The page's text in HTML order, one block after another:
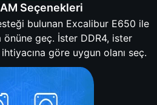
Seçenekleri
bulunan Excalibur E650 ile
önüne geç. İster DDR4, ister
göre uygun olanı seç.